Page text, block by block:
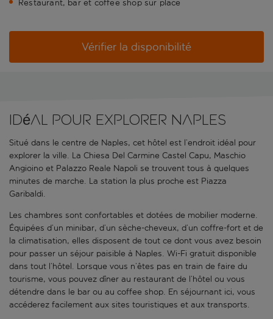
Restaurant, bar et coffee shop sur place
Vérifier la disponibilité
Idéal pour explorer Naples
Situé dans le centre de Naples, cet hôtel est l’endroit idéal pour
explorer la ville. La Chiesa Del Carmine Castel Capu, Maschio
Angioino et Palazzo Reale Napoli se trouvent tous à quelques
minutes de marche. La station la plus proche est Piazza
Garibaldi.
Les chambres sont confortables et dotées de mobilier moderne.
Équipées d’un minibar, d’un sèche-cheveux, d’un coffre-fort et de
la climatisation, elles disposent de tout ce dont vous avez besoin
pour passer un séjour paisible à Naples. Wi-Fi gratuit disponible
dans tout l’hôtel. Lorsque vous n’êtes pas en train de faire du
tourisme, vous pouvez dîner au restaurant de l’hôtel ou vous
détendre dans le bar ou au coffee shop. En séjournant ici, vous
accéderez facilement aux sites touristiques et aux transports.